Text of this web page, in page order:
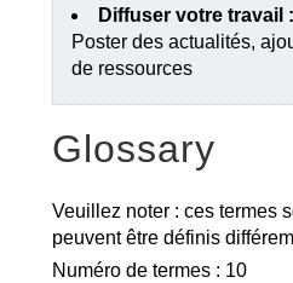
Diffuser votre travail :
Poster des actualités,
de ressources
Glossary
Veuillez noter : ces termes
peuvent être définis
Numéro de termes : 10